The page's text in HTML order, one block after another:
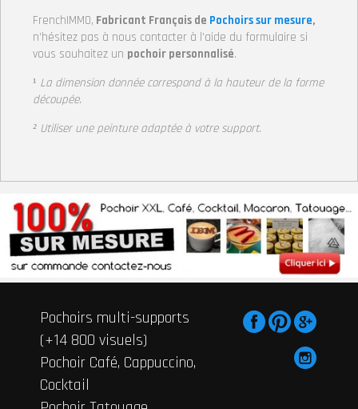
FrenchIMMO, Fabricant Français de Pochoirs sur mesure,
n’hésitez pas à nous contacter à l’aide du formulaire si
vous souhaitez un pochoir personnalisé.
¹ La dimension donnée correspond à la hauteur de la forme
découpée.
² Utiliser une peinture adaptée à votre support.
Pochoirs multi-supports
(+14 800 visuels)
Pochoir Café, Cappuccino,
Cocktail